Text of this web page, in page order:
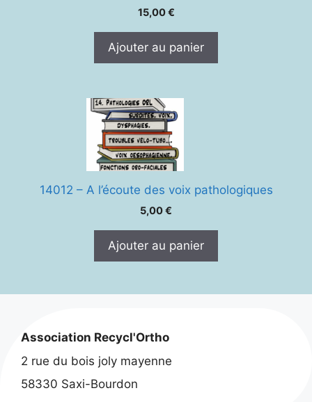
15,00€
Ajouter au panier
14012 – A l’écoute des voix pathologiques
5,00€
Ajouter au panier
Association Recycl'Ortho
2 rue du bois joly mayenne
58330 Saxi-Bourdon